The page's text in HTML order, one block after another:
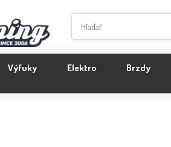
Výfuky Elektro Brzdy